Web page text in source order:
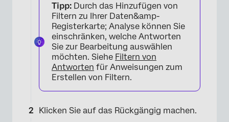
Tipp: Durch das Hinzufügen von
Filtern zu Ihrer Daten&amp-
Registerkarte; Analyse können Sie
einschränken, welche Antworten
Sie zur Bearbeitung auswählen
möchten. Siehe Filtern von
Antworten für Anweisungen zum
Erstellen von Filtern.
Klicken Sie auf das Rückgängig machen.